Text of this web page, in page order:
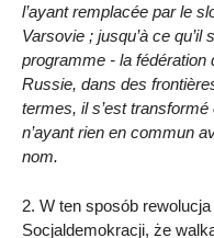
l’ayant remplacée par le
Varsovie ; jusqu’à ce qu’il
programme - la fédération
Russie, dans des
termes, il s’est
n’ayant rien en commun
nom.
2. W ten sposób
Socjaldemokracji, że